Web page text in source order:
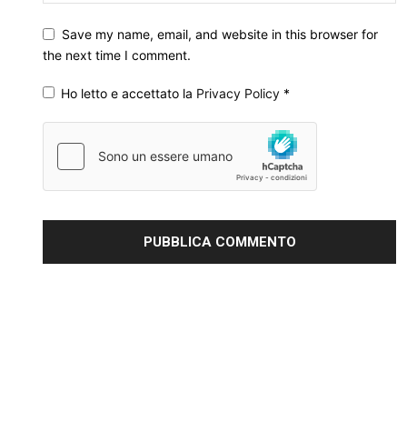
Save my name, email, and website in this browser for
the next time I comment.
Ho letto e accettato la Privacy Policy *